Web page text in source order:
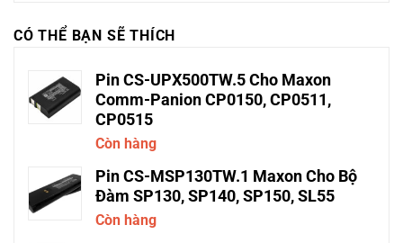
CÓ THỂ BẠN SẼ THÍCH
Pin CS-UPX500TW.5 Cho Maxon
Comm-Panion CP0150, CP0511,
CP0515
Còn hàng
Pin CS-MSP130TW.1 Maxon Cho Bộ
Đàm SP130, SP140, SP150, SL55
Còn hàng